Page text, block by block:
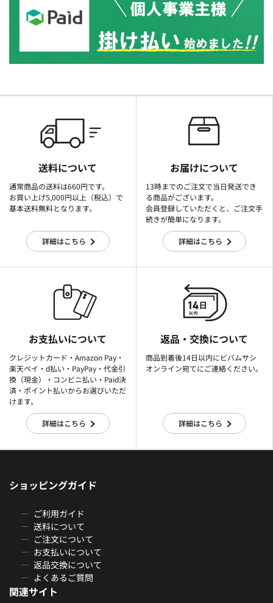
送料について
通常商品の送料は660円です。
お買い上げ5,000円以上（税込）で
基本送料無料となります。
詳細はこちら
お届けについて
13時までのご注文で当日発送でき
る商品がございます。
会員登録していただくと、ご注文手
続きが簡単になります。
詳細はこちら
お支払いについて
クレジットカード・Amazon Pay・
楽天ぺイ・d払い・PayPay・代金引
換（現金）・コンビニ払い・Paid決
済・ポイント払いからお選びいただ
けます。
詳細はこちら
返品・交換について
商品到着後14日以内にビバムサシ
オンライン宛てにご連絡ください。
詳細はこちら
ショッピングガイド
ご利用ガイド
送料について
ご注文について
お支払いについて
返品交換について
よくあるご質問
関連サイト